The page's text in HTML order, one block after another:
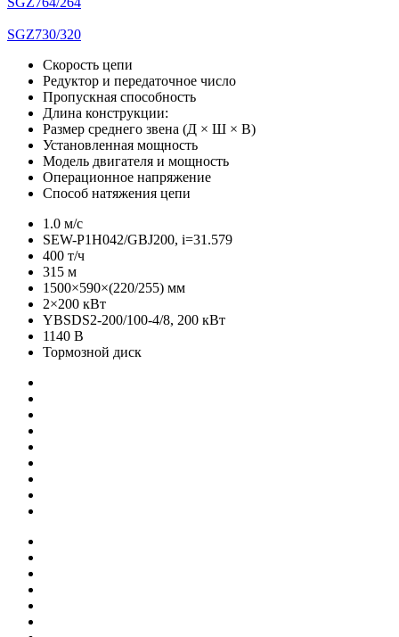
SGZ730/320
Скорость цепи
Редуктор и передаточное число
Пропускная способность
Длина конструкции:
Размер среднего звена (Д × Ш × В)
Установленная мощность
Модель двигателя и мощность
Операционное напряжение
Способ натяжения цепи
1.0 м/с
SEW-P1H042/GBJ200, i=31.579
400 т/ч
315 м
1500×590×(220/255) мм
2×200 кВт
YBSDS2-200/100-4/8, 200 кВт
1140 В
Тормозной диск